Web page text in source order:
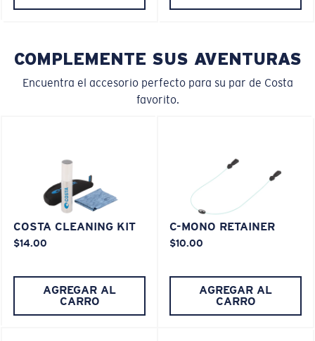
COMPLEMENTE SUS AVENTURAS
Encuentra el accesorio perfecto para su par de Costa
favorito.
COSTA CLEANING KIT
$14.00
AGREGAR AL
CARRO
C-MONO RETAINER
$10.00
AGREGAR AL
CARRO